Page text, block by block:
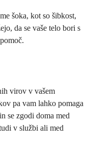
šoka, kot so šibkost,
da se vaše telo bori s
virov v vašem
pa vam lahko pomaga
se zgodi doma med
v službi ali med